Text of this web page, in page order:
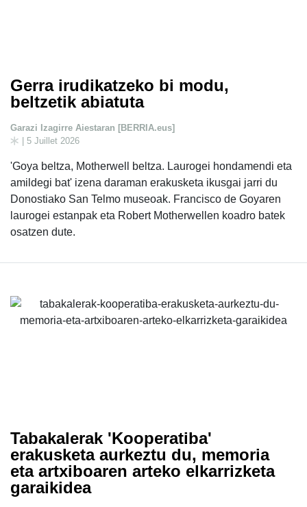
Gerra irudikatzeko bi modu,
beltzetik abiatuta
Garazi Izagirre Aiestaran [BERRIA.eus]
| 5 Juillet 2026
'Goya beltza, Motherwell beltza. Laurogei hondamendi eta
amildegi bat' izena daraman erakusketa ikusgai jarri du
Donostiako San Telmo museoak. Francisco de Goyaren
laurogei estanpak eta Robert Motherwellen koadro batek
osatzen dute.
Tabakalerak 'Kooperatiba'
erakusketa aurkeztu du, memoria
eta artxiboaren arteko elkarrizketa
garaikidea